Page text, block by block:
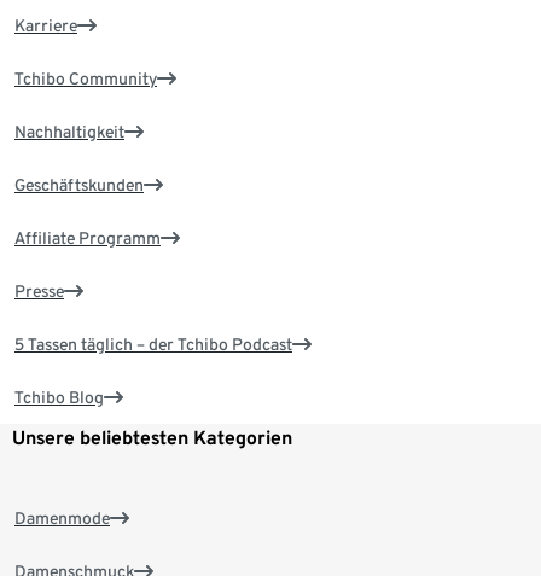
Karriere
Tchibo Community
Nachhaltigkeit
Geschäftskunden
Affiliate Programm
Presse
5 Tassen täglich – der Tchibo Podcast
Tchibo Blog
Unsere beliebtesten Kategorien
Damenmode
Damenschmuck